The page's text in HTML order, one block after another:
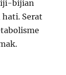
bijian
Serat